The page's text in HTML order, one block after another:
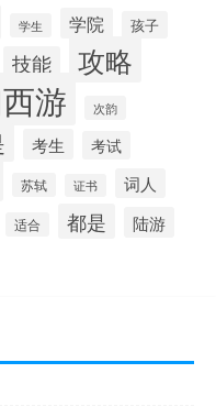
学生 学院 孩子
技能 攻略
游 次韵
考生 考试
苏轼 证书 词人
适合 都是 陆游